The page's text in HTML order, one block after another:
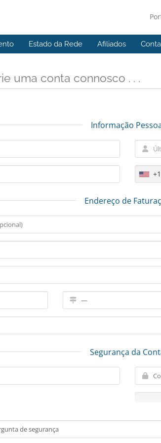
Estado da Rede Afiliados
uma conta connosco . . .
Informação
+1
Endereço de
Segurança da